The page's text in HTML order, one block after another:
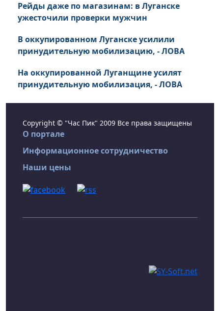
Рейды даже по магазинам: в Луганске
ужесточили проверки мужчин
В оккупированном Луганске усилили
принудительную мобилизацию, - ЛОВА
На оккупированной Луганщине усилят
принудительную мобилизация, - ЛОВА
Copyright © "Час Пик" 2009 Все права защищены
О портале
Информационное сотрудничество
Наши цены